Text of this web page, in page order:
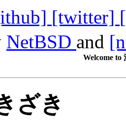
[twitter]
NetBSD and
Welcome to
ざき